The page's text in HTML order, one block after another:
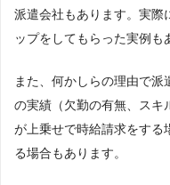
派遣会社もあります。実際
ップをしてもらった実例も
また、何かしらの理由で
の実績（欠勤の有無、スキ
が上乗せで時給請求をする
る場合もあります。